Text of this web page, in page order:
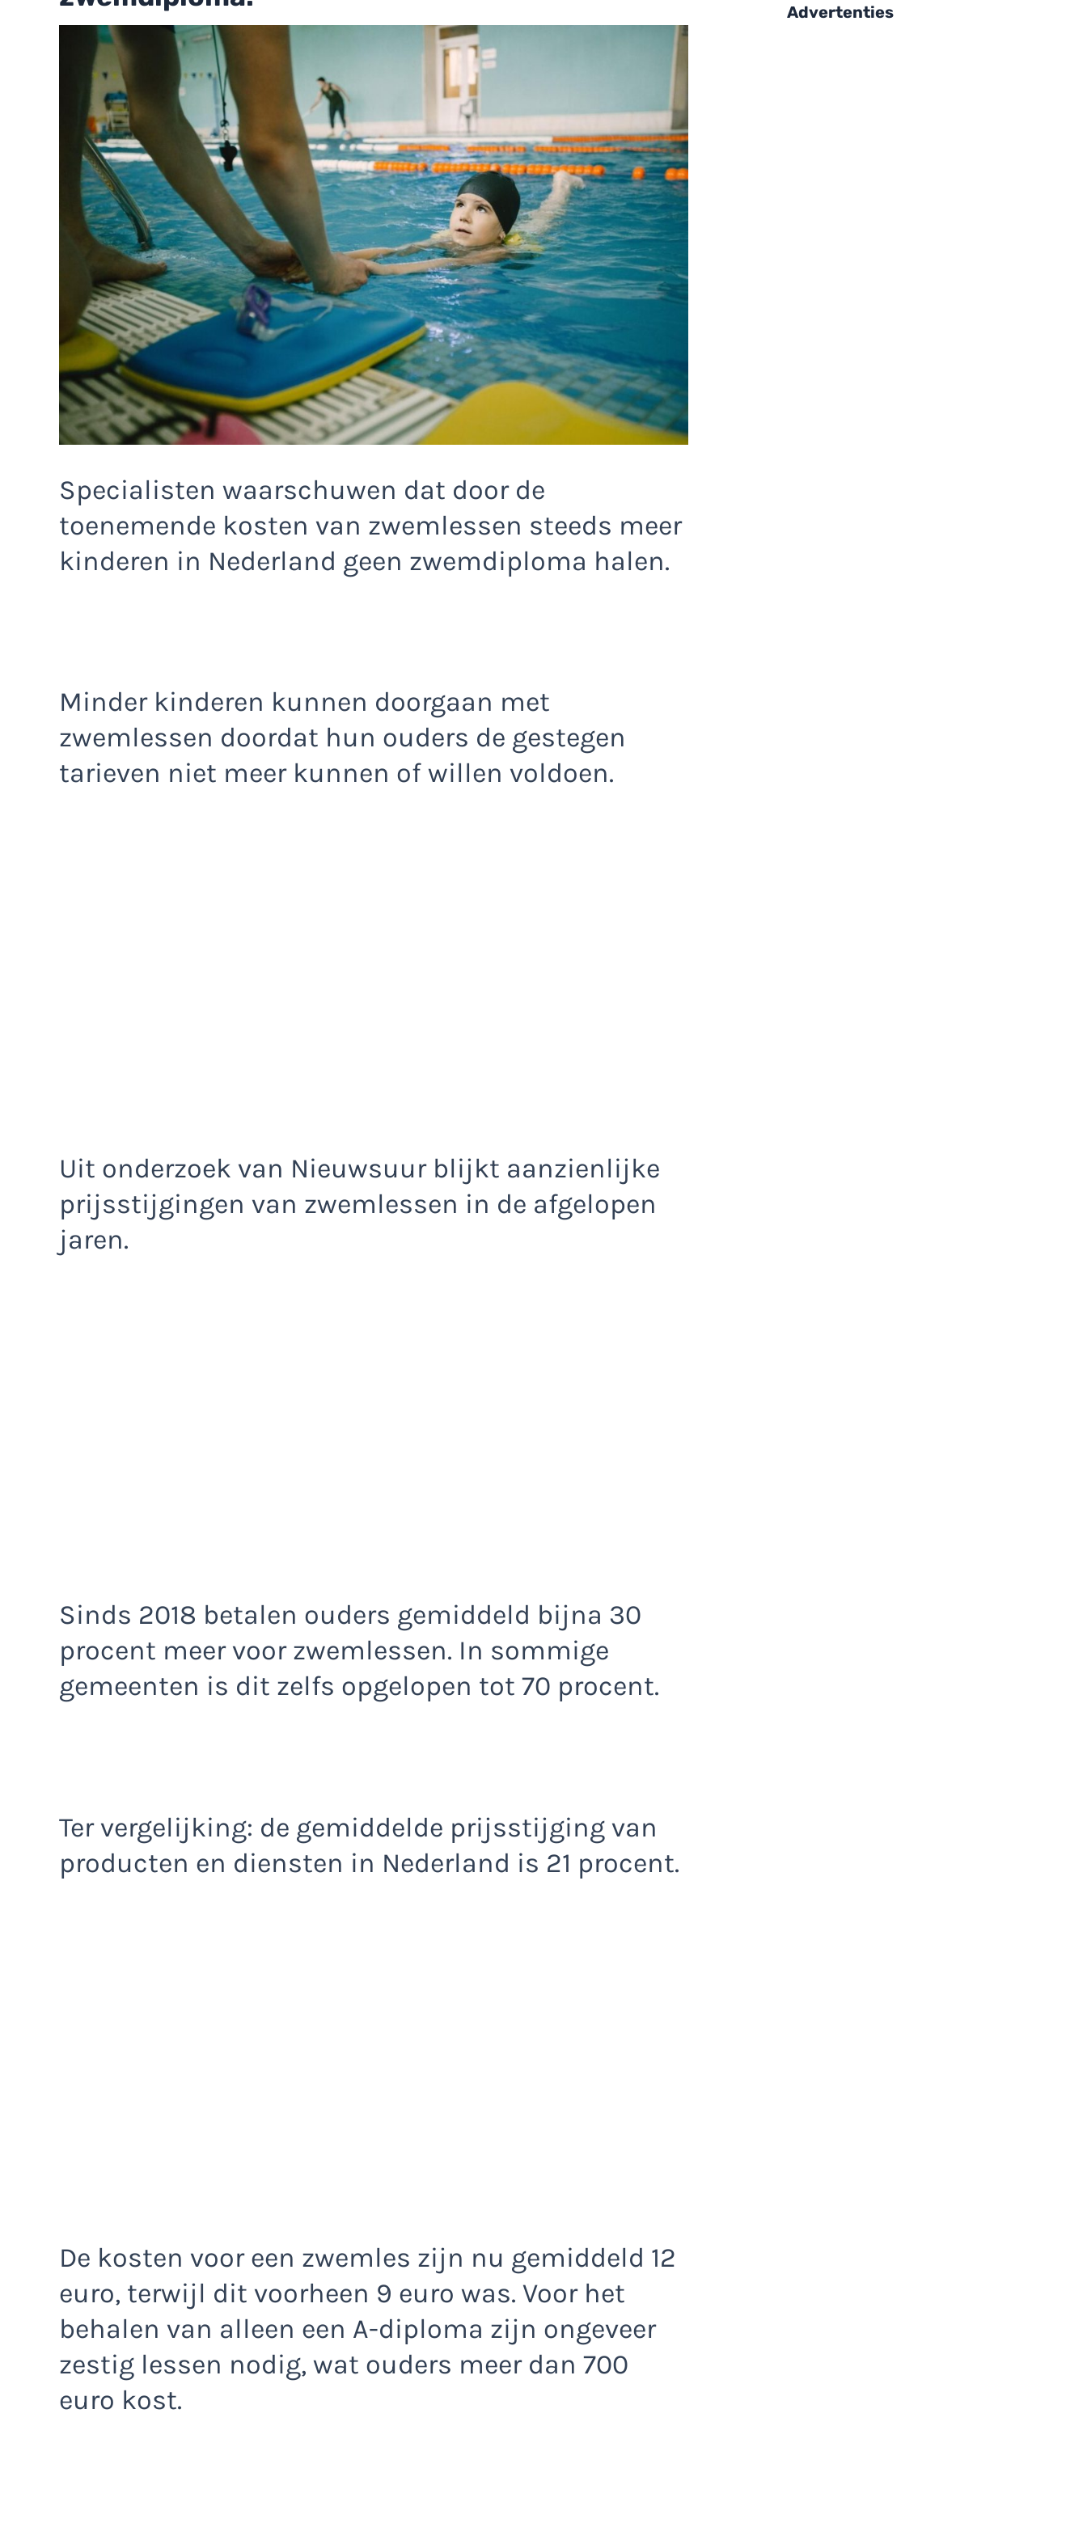
Specialisten waarschuwen dat door de
toenemende kosten van zwemlessen steeds meer
kinderen in Nederland geen zwemdiploma halen.
Minder kinderen kunnen doorgaan met
zwemlessen doordat hun ouders de gestegen
tarieven niet meer kunnen of willen voldoen.
Uit onderzoek van Nieuwsuur blijkt aanzienlijke
prijsstijgingen van zwemlessen in de afgelopen
jaren.
Sinds 2018 betalen ouders gemiddeld bijna 30
procent meer voor zwemlessen. In sommige
gemeenten is dit zelfs opgelopen tot 70 procent.
Ter vergelijking: de gemiddelde prijsstijging van
producten en diensten in Nederland is 21 procent.
De kosten voor een zwemles zijn nu gemiddeld 12
euro, terwijl dit voorheen 9 euro was. Voor het
behalen van alleen een A-diploma zijn ongeveer
zestig lessen nodig, wat ouders meer dan 700
euro kost.
Advertenties